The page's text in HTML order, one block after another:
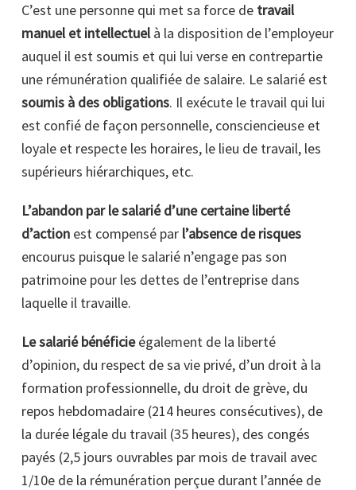
C’est une personne qui met sa force de travail
manuel et intellectuelà la disposition de l’employeur
auquel il est soumis et qui lui verse en contrepartie
une rémunération qualifiée de salaire. Le salarié est
soumis à des obligations. Il exécute le travail qui lui
est confié de façon personnelle, consciencieuse et
loyale et respecte les horaires, le lieu de travail, les
supérieurs hiérarchiques, etc.
L’abandon par le salarié d’une certaine liberté
d’action est compensé par l’absence de risques
encourus puisque le salarié n’engage pas son
patrimoine pour les dettes de l’entreprise dans
laquelle il travaille.
Le salarié bénéficieégalement de la liberté
d’opinion, du respect de sa vie privé, d’un droit à la
formation professionnelle, du droit de grève, du
repos hebdomadaire (214 heures consécutives), de
la durée légale du travail (35 heures), des congés
payés (2,5 jours ouvrables par mois de travail avec
1/10e de la rémunération perçue durant l’année de